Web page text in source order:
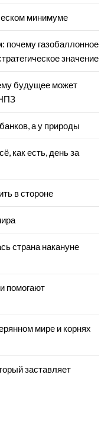
минимуме
почему газобаллонное
значение
будущее может
а у природы
как есть, день за
в стороне
страна накануне
помогают
мире и корнях
заставляет